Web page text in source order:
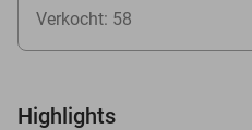
Verkocht: 58
Highlights